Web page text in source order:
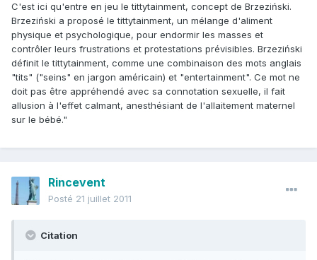
C'est ici qu'entre en jeu le tittytainment, concept de Brzeziński.
Brzeziński a proposé le tittytainment, un mélange d'aliment
physique et psychologique, pour endormir les masses et
contrôler leurs frustrations et protestations prévisibles. Brzeziński
définit le tittytainment, comme une combinaison des mots anglais
"tits" ("seins" en jargon américain) et "entertainment". Ce mot ne
doit pas être appréhendé avec sa connotation sexuelle, il fait
allusion à l'effet calmant, anesthésiant de l'allaitement maternel
sur le bébé."
Rincevent
Posté 21 juillet 2011
Citation